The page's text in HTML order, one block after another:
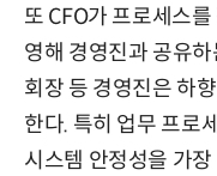
또 CFO가 프로세스
영해 경영진과 공유
회장 등 경영진은 하
한다. 특히 업무 프로
시스템 안정성을 가